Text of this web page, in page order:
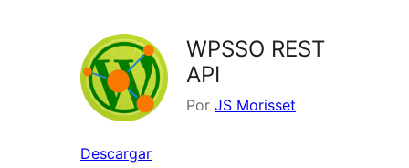
WPSSO REST
API
Por JS Morisset
Descargar